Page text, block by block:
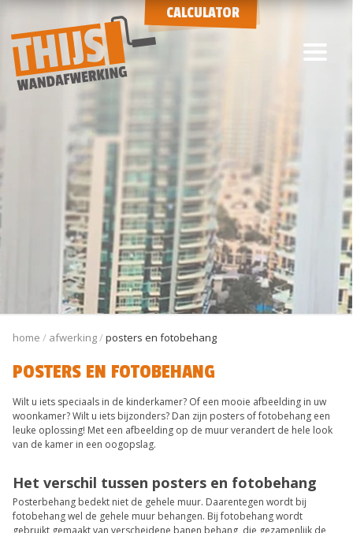
CALCULATOR
home afwerking posters en fotobehang
POSTERS EN FOTOBEHANG
Wilt u iets speciaals in de kinderkamer? Of een mooie afbeelding in uw
woonkamer? Wilt u iets bijzonders? Dan zijn posters of fotobehang een
leuke oplossing! Met een afbeelding op de muur verandert de hele look
van de kamer in een oogopslag.
Het verschil tussen posters en fotobehang
Posterbehang bedekt niet de gehele muur. Daarentegen wordt bij
fotobehang wel de gehele muur behangen. Bij fotobehang wordt
gebruikt gemaakt van verscheidene banen behang, die gezamenlijk de